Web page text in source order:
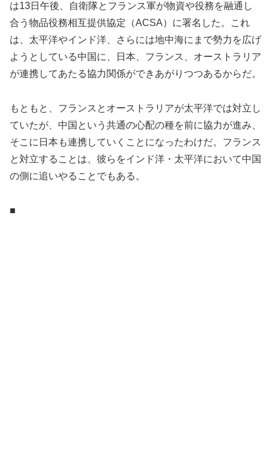
は13日午後、自衛隊とフランス軍が物資や役務を融通し
合う物品役務相互提供協定（ACSA）に署名した。これ
は、太平洋やインド洋、さらには地中海にまで勢力を広げ
ようとしている中国に、日本、フランス、オーストラリア
が連携してあたる協力関係ができあがりつつあるからだ。
もともと、フランスとオーストラリアが太平洋では対立し
ていたが、中国という共通の心配の種を前に協力が進み、
そこに日本も連携していくことになったわけだ。フランス
と対立することは、彼らをインド洋・太平洋において中国
の側に追いやることでもある。
■